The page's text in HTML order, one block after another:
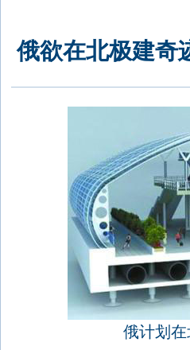
俄欲在北极建奇
俄计划